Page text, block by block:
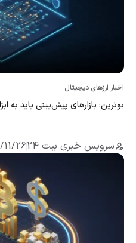
اخبار ارزهای دیجیتال
بوترین: بازارهای پیش‌بینی باید به
سرویس خبری بیت 24 11/26